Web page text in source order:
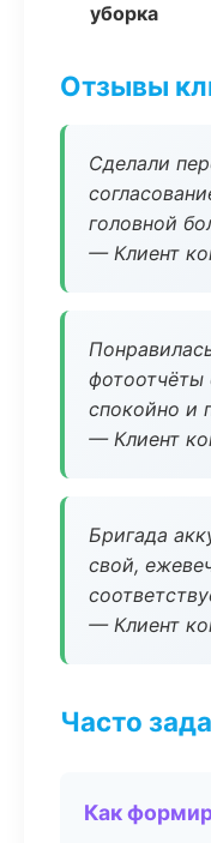
уборка
Отзывы
Сделали
головной
— Клиент
фотоотчёты
спокойно и
— Клиент
Бригада
свой,
— Клиент
Часто
Как